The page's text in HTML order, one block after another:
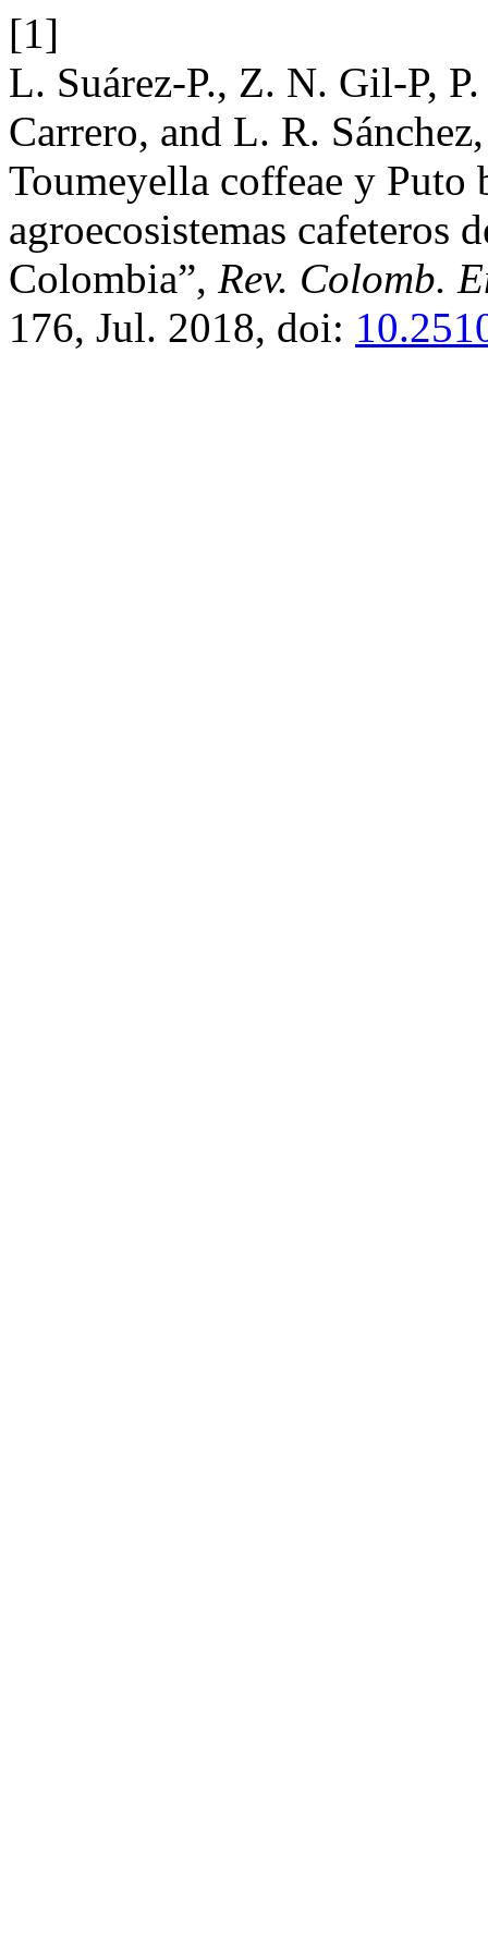
[1]
L. Suárez-P., Z. N. Gil-P,
Carrero, and L. R.
Toumeyella coffeae y Puto
agroecosistemas cafeteros
Colombia”, Rev. Colomb.
176, Jul. 2018, doi: